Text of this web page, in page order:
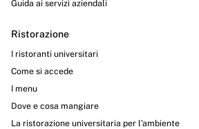
Guida ai servizi aziendali
Ristorazione
I ristoranti universitari
Come si accede
I menu
Dove e cosa mangiare
La ristorazione universitaria per l’ambiente